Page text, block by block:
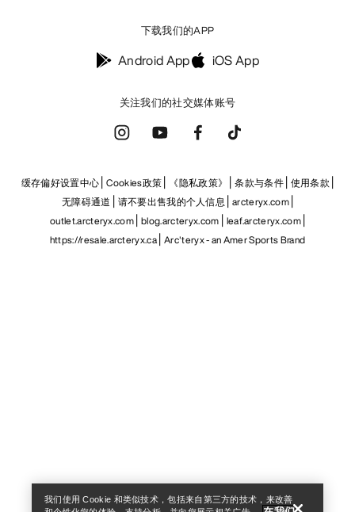
关注我们的社交媒体账号
下载我们的APP
Android App iOS App
缓存偏好设置中心 Cookies政策 《隐私政策》 条款与条件 使用条款
无障碍通道
请不要出售我的个人信息 arcteryx.com
outlet.arcteryx.com blog.arcteryx.com leaf.arcteryx.com
https://resale.arcteryx.ca Arc'teryx - an Amer Sports Brand
我们使用 Cookie 和类似技术，包括来自第三方的技术，来改善